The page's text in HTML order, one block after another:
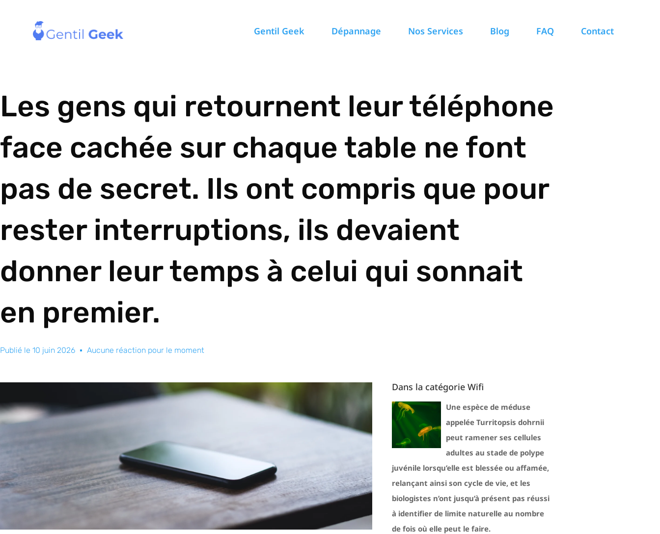
Gentil Geek Dépannage Nos Services Blog FAQ Contact
Les gens qui retournent leur téléphone
face cachée sur chaque table ne font
pas de secret. Ils ont compris que pour
rester interruptions, ils devaient
donner leur temps à celui qui sonnait
en premier.
Publié le 10 juin 2026 Aucune réaction pour le moment
Dans la catégorie Wifi
Une espèce de méduse
appelée Turritopsis dohrnii
peut ramener ses cellules
adultes au stade de polype
juvénile lorsqu’elle est blessée ou affamée,
relançant ainsi son cycle de vie, et les
biologistes n’ont jusqu’à présent pas réussi
à identifier de limite naturelle au nombre
de fois où elle peut le faire.